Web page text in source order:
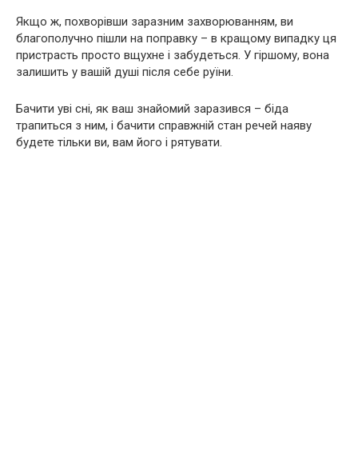
Якщо ж, похворівши заразним захворюванням, ви
благополучно пішли на поправку – в кращому випадку ця
пристрасть просто вщухне і забудеться. У гіршому, вона
залишить у вашій душі після себе руїни.
Бачити уві сні, як ваш знайомий заразився – біда
трапиться з ним, і бачити справжній стан речей наяву
будете тільки ви, вам його і рятувати.